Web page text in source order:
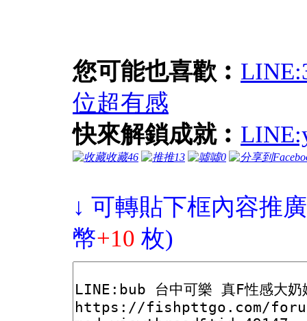
您可能也喜歡︰
位超有感
快來解鎖成就︰
收藏46 推13 噓0
↓ 可轉貼下框內容推
幣+10 枚)